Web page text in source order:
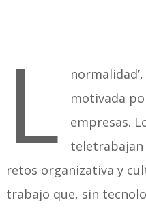
L
motivada
empresas.
teletrabajan
retos organizativa y
trabajo que, sin